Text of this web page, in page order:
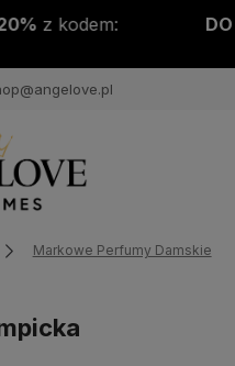
PERFUM GRATIS!
Markowe Perfumy Damskie